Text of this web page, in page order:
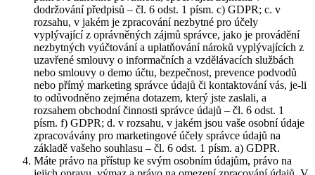
dodržování předpisů – čl. 6 odst. 1 písm. c) GDPR; c. v
rozsahu, v jakém je zpracování nezbytné pro účely
vyplývající z oprávněných zájmů správce, jako je provádění
nezbytných vyúčtování a uplatňování nároků vyplývajících z
uzavřené smlouvy o informačních a vzdělávacích službách
nebo smlouvy o demo účtu, bezpečnost, prevence podvodů
nebo přímý marketing správce údajů či kontaktování vás, je-li
to odůvodněno zejména dotazem, který jste zaslali, a
rozsahem obchodní činnosti správce údajů – čl. 6 odst. 1
písm. f) GDPR; d. v rozsahu, v jakém jsou vaše osobní údaje
zpracovávány pro marketingové účely správce údajů na
základě vašeho souhlasu – čl. 6 odst. 1 písm. a) GDPR.
Máte právo na přístup ke svým osobním údajům, právo na